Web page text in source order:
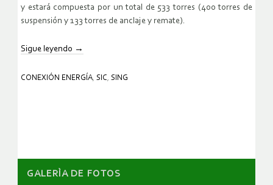
y estará compuesta por un total de 533 torres (400 torres de
suspensión y 133 torres de anclaje y remate).
Sigue leyendo →
CONEXIÓN ENERGÍA, SIC, SING
GALERÌA DE FOTOS